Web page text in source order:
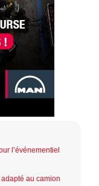
l’événementiel
au camion